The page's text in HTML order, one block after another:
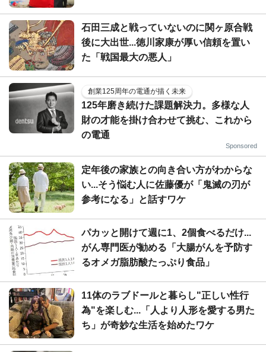
石田三成と戦っていないのに関ヶ原合戦
後に大出世...徳川家康が厚い信頼を置い
た「戦国最大の悪人」
創業125周年の電通が描く未来
125年磨き続けた課題解決力。多様な人
財の才能を掛け合わせて挑む、これから
の電通
Sponsored
定年後の家族との向き合い方がわからな
い...そう悩む人に佐藤優が「鬼滅の刃が
参考になる」と話すワケ
パカッと開けて週に1、2個食べるだけ...
がん専門医が勧める「大腸がんを予防す
るオメガ脂肪酸たっぷり食品」
11体のラブドールと暮らし"正しい性行
為"を楽しむ...「人より人形を愛する男た
ち」が奇妙な生活を始めたワケ